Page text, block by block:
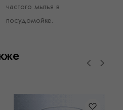
частого мытья в
посудомойке.